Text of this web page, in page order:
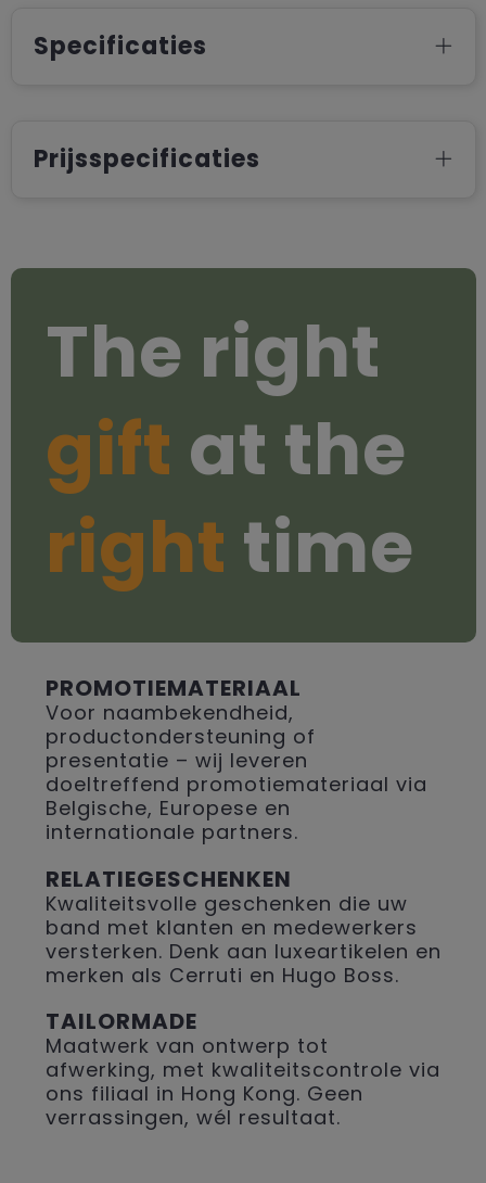
Specificaties
Prijsspecificaties
The right
gift at the
right time
PROMOTIEMATERIAAL
Voor naambekendheid,
productondersteuning of
presentatie – wij leveren
doeltreffend promotiemateriaal via
Belgische, Europese en
internationale partners.
RELATIEGESCHENKEN
Kwaliteitsvolle geschenken die uw
band met klanten en medewerkers
versterken. Denk aan luxeartikelen en
merken als Cerruti en Hugo Boss.
TAILORMADE
Maatwerk van ontwerp tot
afwerking, met kwaliteitscontrole via
ons filiaal in Hong Kong. Geen
verrassingen, wél resultaat.